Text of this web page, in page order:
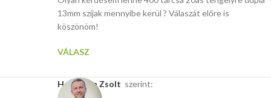
13mm szíjak mennyibe kerül ? Válaszát előre is
köszönöm!
VÁLASZ
Hoffmann Zsolt szerint: